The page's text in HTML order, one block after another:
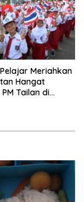
Meriahkan
Hangat
Tailan di